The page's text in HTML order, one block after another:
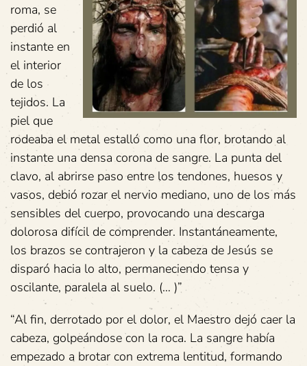
roma, se
perdió al
instante en
el interior
de los
tejidos. La
piel que
rodeaba el metal estalló como una flor, brotando al
instante una densa corona de sangre. La punta del
clavo, al abrirse paso entre los tendones, huesos y
vasos, debió rozar el nervio mediano, uno de los más
sensibles del cuerpo, provocando una descarga
dolorosa difícil de comprender. Instantáneamente,
los brazos se contrajeron y la cabeza de Jesús se
disparó hacia lo alto, permaneciendo tensa y
oscilante, paralela al suelo. (… )”
“Al fin, derrotado por el dolor, el Maestro dejó caer la
cabeza, golpeándose con la roca. La sangre había
empezado a brotar con extrema lentitud, formando